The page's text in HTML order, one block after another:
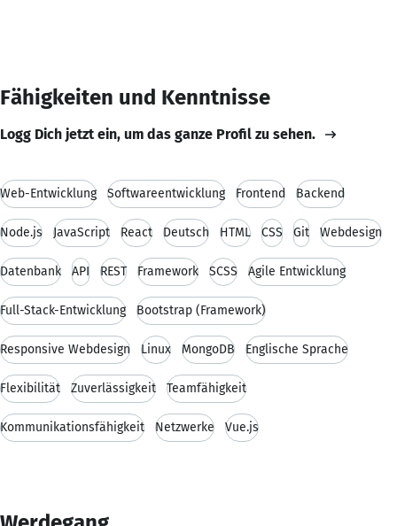
Fähigkeiten und Kenntnisse
Logg Dich jetzt ein, um das ganze Profil zu sehen.
Web-Entwicklung Softwareentwicklung Frontend Backend
Node.js JavaScript React Deutsch HTML CSS Git Webdesign
Datenbank API REST Framework SCSS Agile Entwicklung
Full-Stack-Entwicklung Bootstrap (Framework)
Responsive Webdesign Linux MongoDB Englische Sprache
Flexibilität Zuverlässigkeit Teamfähigkeit
Kommunikationsfähigkeit Netzwerke Vue.js